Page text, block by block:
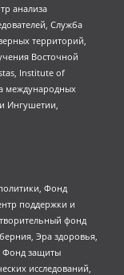
анализа
Служба
территорий,
Восточной
Institute of
международных
Ингушетии,
Фонд
поддержки и
фонд
Эра здоровья,
Фонд защиты
исследований,